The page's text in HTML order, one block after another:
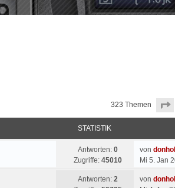
323 Themen
STATISTIK
Antworten: 0
Zugriffe: 45010
von
Mi 5. Jan
Antworten: 2
von